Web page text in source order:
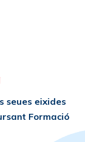
seues eixides
Formació